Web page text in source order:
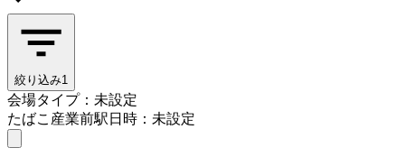
絞り込み1
会場タイプ：未設定
たばこ産業前駅日時：未設定